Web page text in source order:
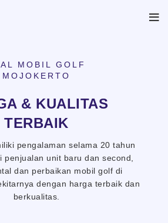
MOBIL GOLF
MOJOKERTO
& KUALITAS
TERBAIK
pengalaman selama 20 tahun
penjualan unit baru dan second,
dan perbaikan mobil golf di
dengan harga terbaik dan
berkualitas.